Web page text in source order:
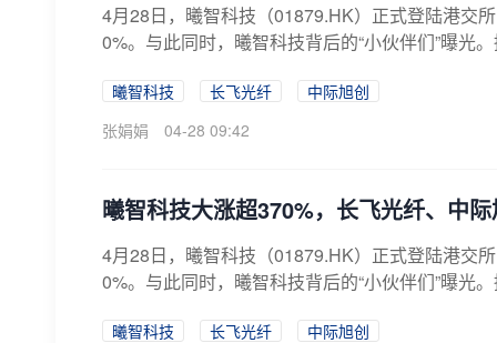
4月28日，曦智科技（01879.HK）正式登陆港交
0%。与此同时，曦智科技背后的“小伙伴们”曝光
曦智科技 长飞光纤
中际旭创
张娟娟
04-28 09:42
曦智科技大涨超370%，长飞光纤、中
4月28日，曦智科技（01879.HK）正式登陆港交
0%。与此同时，曦智科技背后的“小伙伴们”曝光
曦智科技 长飞光纤
中际旭创